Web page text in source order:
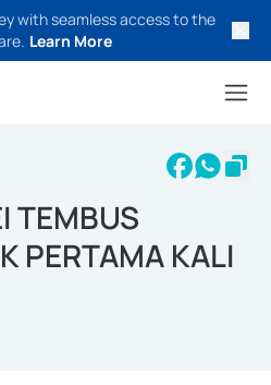
with seamless access to the
Learn More
TEMBUS
PERTAMA KALI